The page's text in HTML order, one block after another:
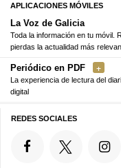
APLICACIONES MÓVILES
La Voz de Galicia
Toda la información en tu móvil.
pierdas la actualidad más
Periódico en PDF
La experiencia de lectura del
digital
REDES SOCIALES